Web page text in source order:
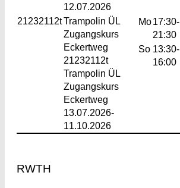
12.07.2026
21232112tTrampolin ÜL
Zugangskurs
Eckertweg
21232112t
Trampolin ÜL
Zugangskurs
Eckertweg
13.07.2026-
11.10.2026
Mo17:30-
21:30
So 13:30-
16:00
RWTH